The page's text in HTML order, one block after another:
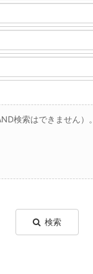
検索はできません）。